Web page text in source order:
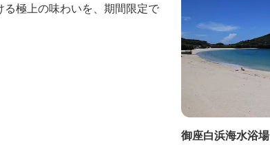
極上の味わいを、期間限定で
御座白浜海水浴場